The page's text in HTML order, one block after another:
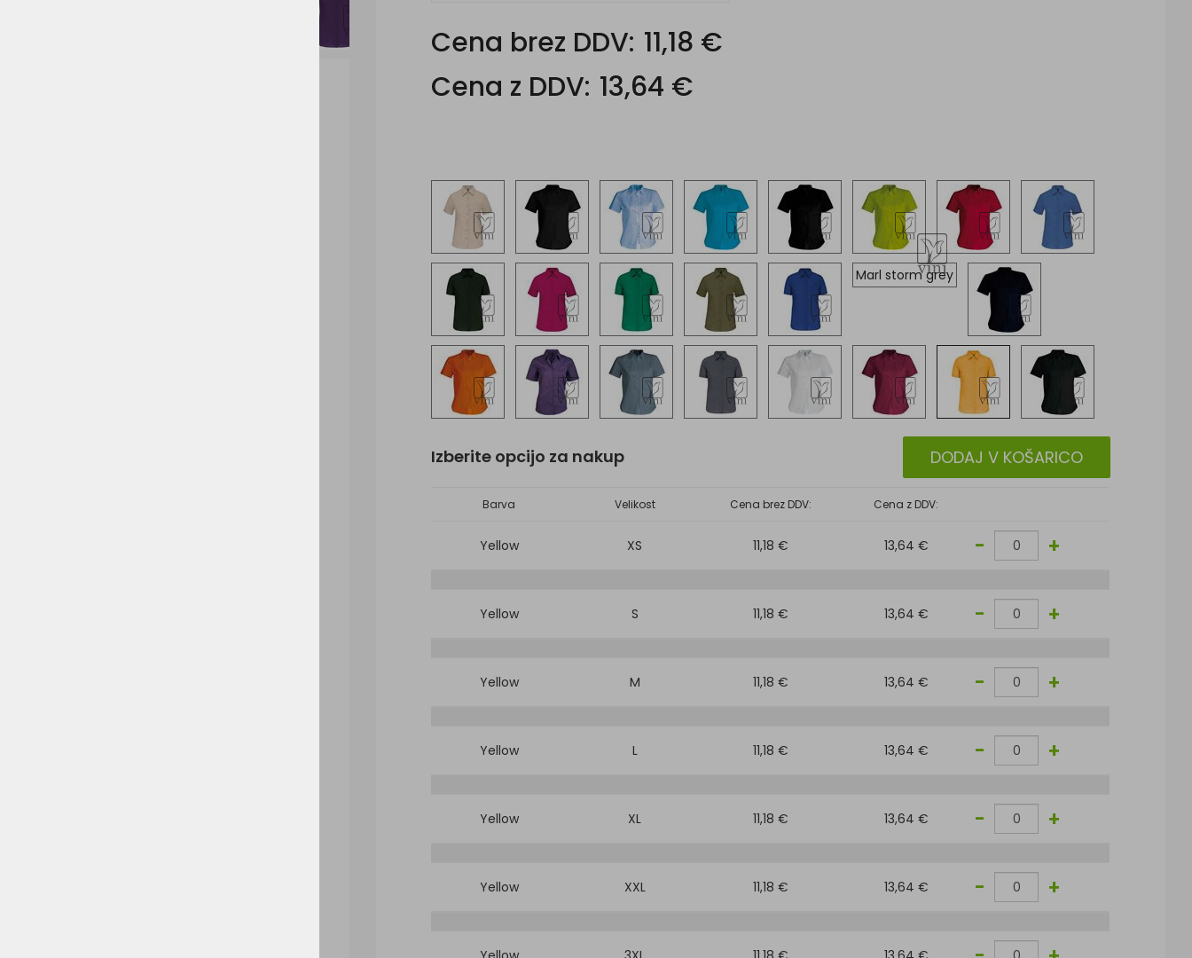
Cena brez DDV: 11,18 €
Cena z DDV: 13,64 €
Marl storm grey
Izberite opcijo za nakup DODAJ V KOŠARICO
Barva Velikost Cena brez DDV: Cena z DDV:
Yellow XS 11,18 € 13,64 € - +
Yellow S 11,18 € 13,64 € - +
Yellow M 11,18 € 13,64 € - +
Yellow L 11,18 € 13,64 € - +
Yellow XL 11,18 € 13,64 € - +
Yellow XXL 11,18 € 13,64 € - +